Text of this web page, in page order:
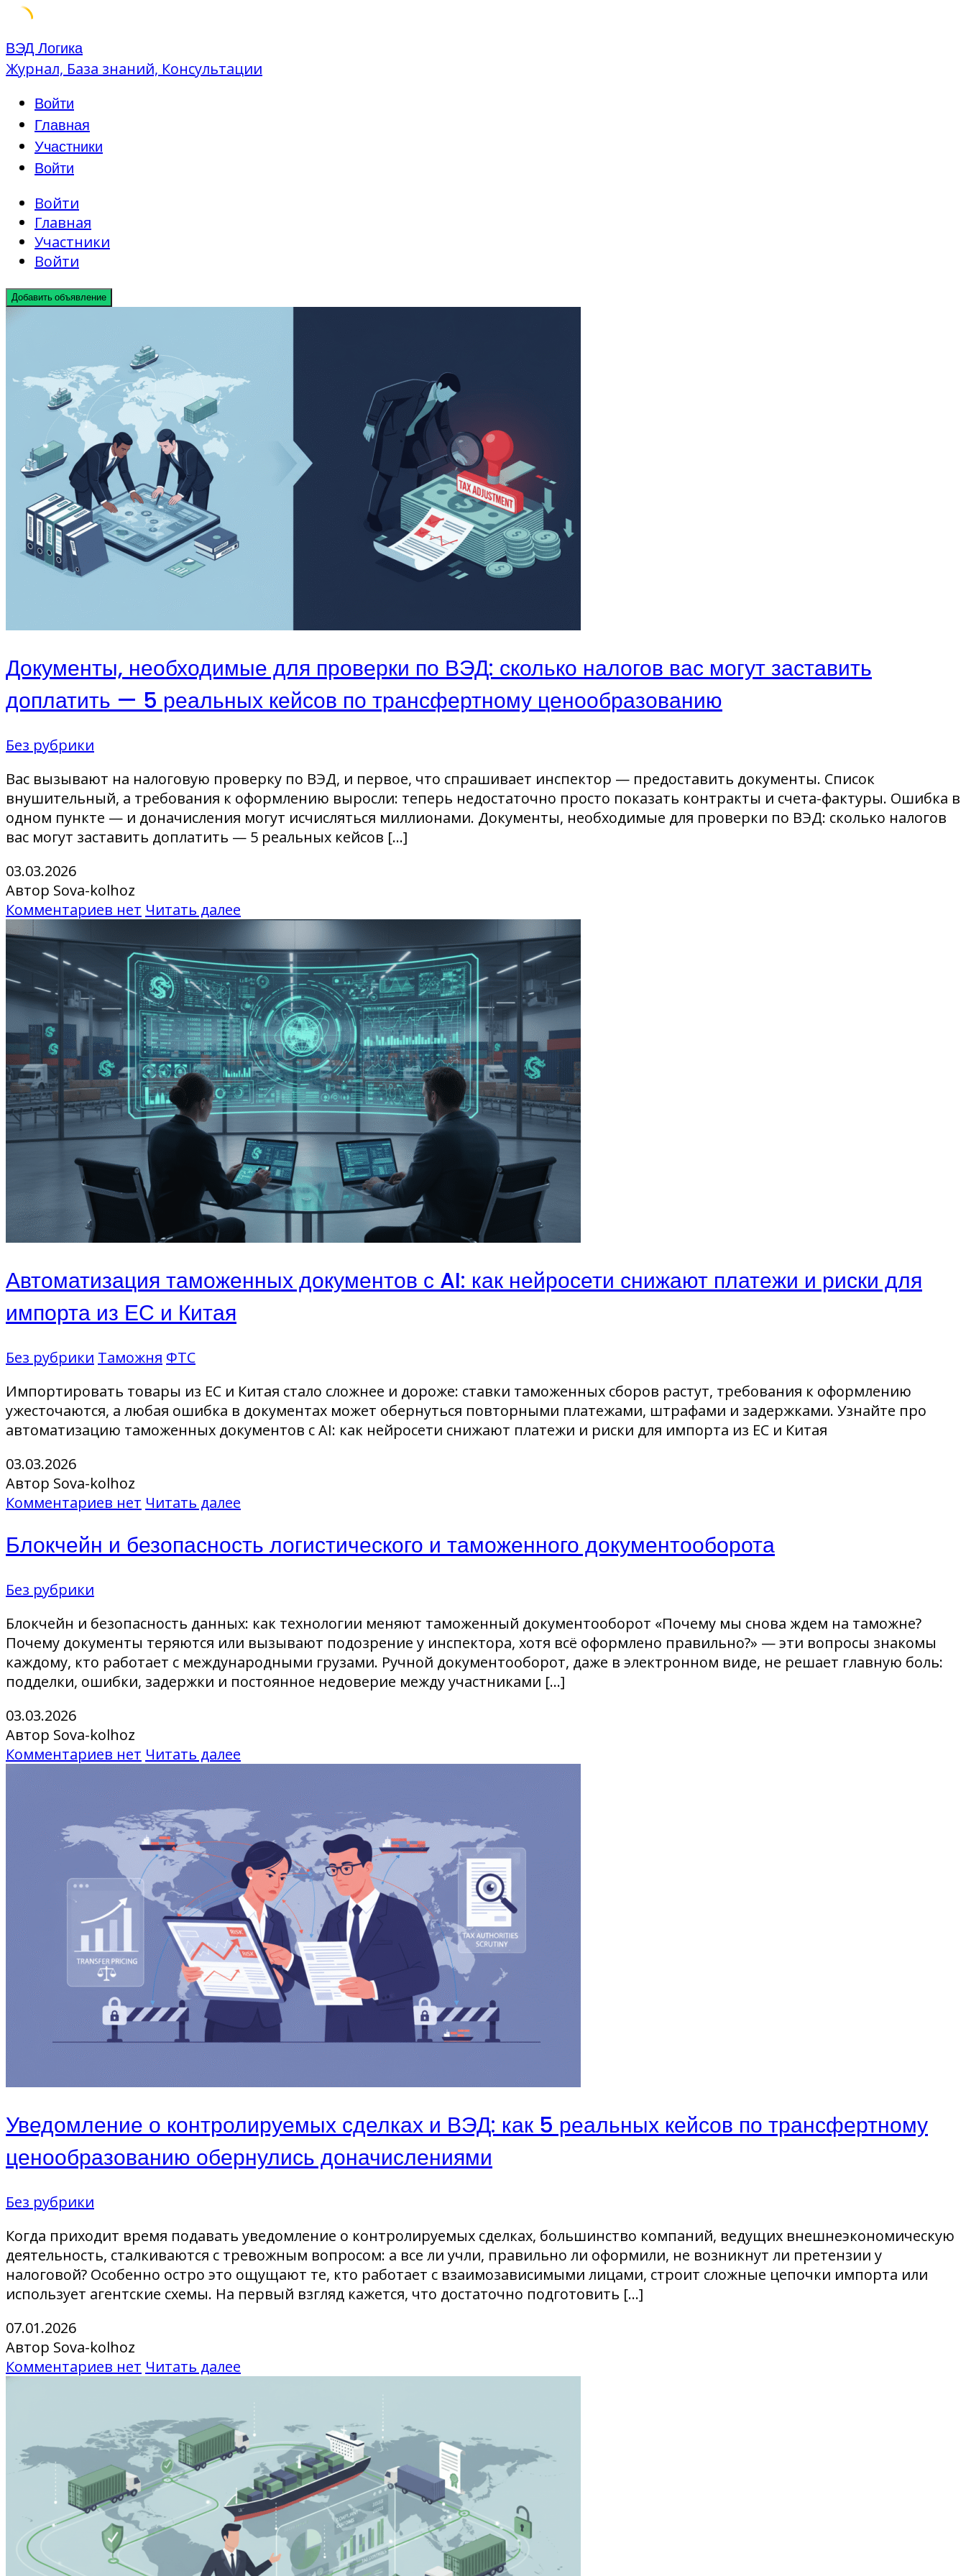
Skip
to
ВЭД Логика
Журнал, База знаний, Консультации
Войти
Главная
Участники
Войти
Войти
Главная
Участники
Войти
Добавить объявление
Документы, необходимые для проверки по ВЭД: сколько налогов вас могут заставить
доплатить — 5 реальных кейсов по трансфертному ценообразованию
Без рубрики
Вас вызывают на налоговую проверку по ВЭД, и первое, что спрашивает инспектор — предоставить документы. Список
внушительный, а требования к оформлению выросли: теперь недостаточно просто показать контракты и счета-фактуры. Ошибка в
одном пункте — и доначисления могут исчисляться миллионами. Документы, необходимые для проверки по ВЭД: сколько налогов
вас могут заставить доплатить — 5 реальных кейсов […]
03.03.2026
Автор Sova-kolhoz
Комментариев нет Читать далее
Автоматизация таможенных документов с AI: как нейросети снижают платежи и риски для
импорта из ЕС и Китая
Без рубрики Таможня ФТС
Импортировать товары из ЕС и Китая стало сложнее и дороже: ставки таможенных сборов растут, требования к оформлению
ужесточаются, а любая ошибка в документах может обернуться повторными платежами, штрафами и задержками. Узнайте про
автоматизацию таможенных документов с AI: как нейросети снижают платежи и риски для импорта из ЕС и Китая
03.03.2026
Автор Sova-kolhoz
Комментариев нет Читать далее
Блокчейн и безопасность логистического и таможенного документооборота
Без рубрики
Блокчейн и безопасность данных: как технологии меняют таможенный документооборот «Почему мы снова ждем на таможне?
Почему документы теряются или вызывают подозрение у инспектора, хотя всё оформлено правильно?» — эти вопросы знакомы
каждому, кто работает с международными грузами. Ручной документооборот, даже в электронном виде, не решает главную боль:
подделки, ошибки, задержки и постоянное недоверие между участниками […]
03.03.2026
Автор Sova-kolhoz
Комментариев нет Читать далее
Уведомление о контролируемых сделках и ВЭД: как 5 реальных кейсов по трансфертному
ценообразованию обернулись доначислениями
Без рубрики
Когда приходит время подавать уведомление о контролируемых сделках, большинство компаний, ведущих внешнеэкономическую
деятельность, сталкиваются с тревожным вопросом: а все ли учли, правильно ли оформили, не возникнут ли претензии у
налоговой? Особенно остро это ощущают те, кто работает с взаимозависимыми лицами, строит сложные цепочки импорта или
использует агентские схемы. На первый взгляд кажется, что достаточно подготовить […]
07.01.2026
Автор Sova-kolhoz
Комментариев нет Читать далее